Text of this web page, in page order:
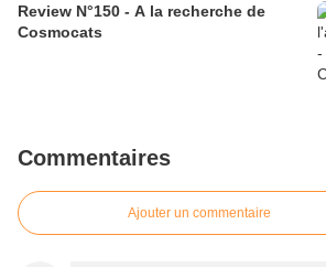
Review N°150 - A la recherche de
Cosmocats
Commentaires
Ajouter un commentaire